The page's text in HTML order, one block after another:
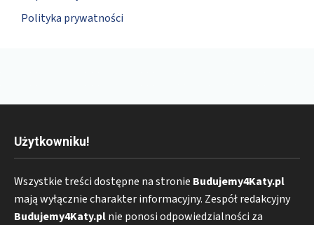
Polityka prywatności
Użytkowniku!
Wszystkie treści dostępne na stronie Budujemy4Katy.pl
mają wyłącznie charakter informacyjny. Zespół redakcyjny
Budujemy4Katy.plnie ponosi odpowiedzialności za